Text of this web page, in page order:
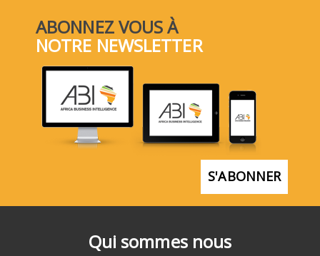
Qui sommes nous
ABONNEZ VOUS À
NOTRE NEWSLETTER
S'ABONNER